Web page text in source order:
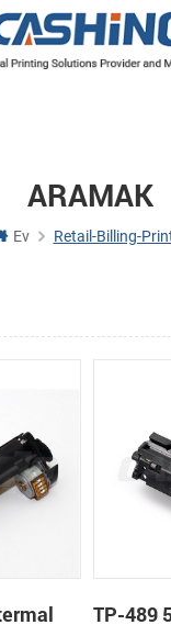
ARAMAK
Ev Retail-Billing-
TP-489